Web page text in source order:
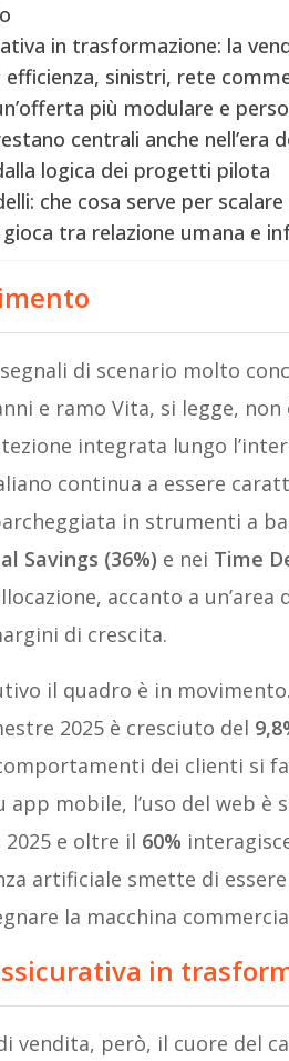
in trasformazione: la
efficienza, sinistri, rete
più modulare e
centrali anche nell’era
logica dei progetti pilota
che cosa serve per scalare
tra relazione umana e
di scenario molto
e ramo Vita, si legge,
integrata lungo
continua a essere
in strumenti a
Savings (36%) e nei Time
accanto a un’area
di crescita.
il quadro è in
2025 è cresciuto del
dei clienti si
mobile, l’uso del web è
e oltre il 60%
artificiale smette di
la macchina
in
vendita, però, il cuore del